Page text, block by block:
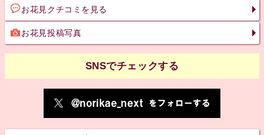
お花見クチコミを見る
お花見投稿写真
SNSでチェックする